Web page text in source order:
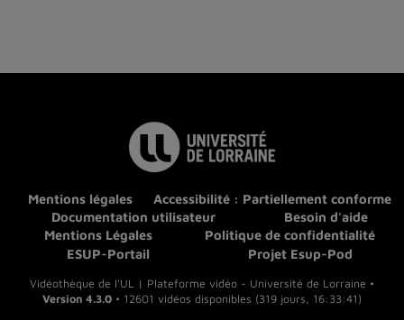
Mentions légales
Accessibilité : Partiellement conforme
Documentation utilisateur
Besoin d'aide
Mentions Légales
Politique de confidentialité
ESUP-Portail
Projet Esup-Pod
Vidéothèque de l'UL | Plateforme vidéo - Université de Lorraine •
Version 4.3.0 • 12601 vidéos disponibles (319 jours, 16:33:41)